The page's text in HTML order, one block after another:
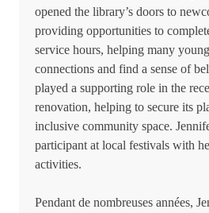
opened the library’s doors to
providing opportunities to
service hours, helping many
connections and find a sense of
played a supporting role in the
renovation, helping to secure its
inclusive community space.
participant at local festivals with
activities.
Pendant de nombreuses années,